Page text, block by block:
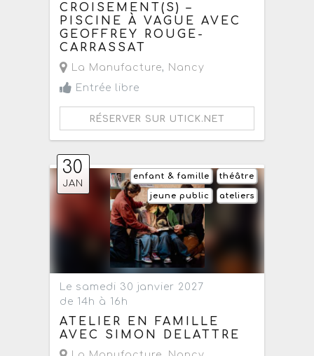
CROISEMENT(S) –
PISCINE À VAGUE AVEC
GEOFFREY ROUGE-
CARRASSAT
La Manufacture, Nancy
Entrée libre
RÉSERVER SUR UTICK.NET
30
JAN
théâtre
enfant & famille
ateliers
jeune public
Le samedi 30 janvier 2027
de 14h à 16h
ATELIER EN FAMILLE
AVEC SIMON DELATTRE